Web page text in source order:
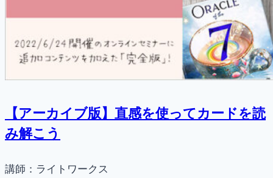
【アーカイブ版】直感を使ってカードを読
み解こう
講師：ライトワークス